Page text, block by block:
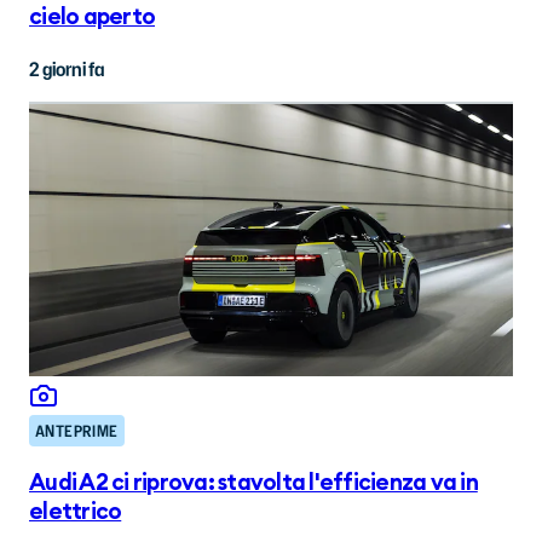
cielo aperto
2 giorni fa
ANTEPRIME
Audi A2 ci riprova: stavolta l'efficienza va in
elettrico